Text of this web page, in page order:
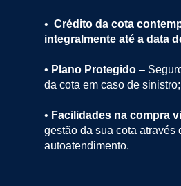
• Crédito da cota
integralmente até a data
• Plano Protegido–
da cota em caso de sinistro;
• Facilidades na compra
gestão da sua cota através
autoatendimento.